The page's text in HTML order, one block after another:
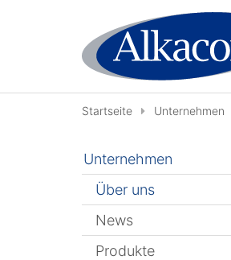
Startseite Unternehmen
Unternehmen
Über uns
News
Produkte